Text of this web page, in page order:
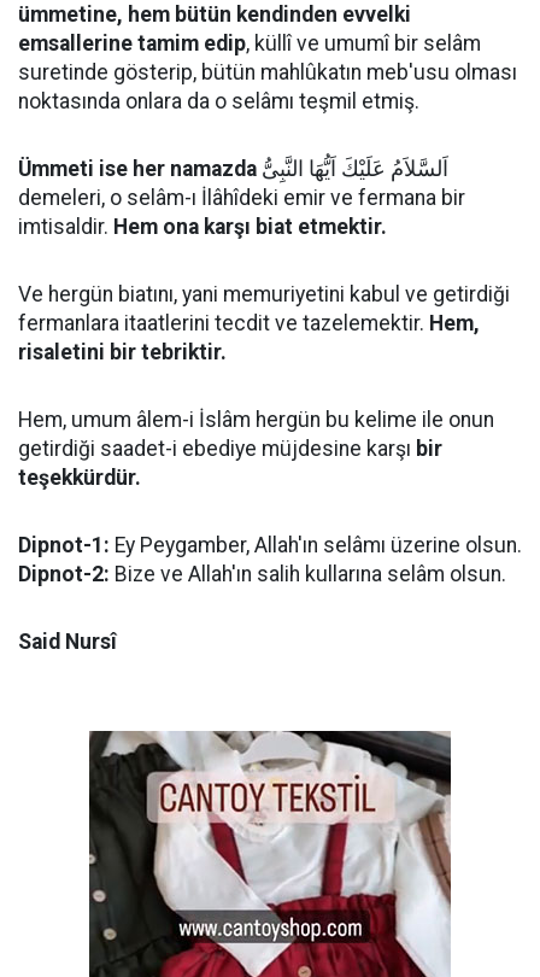
ümmetine, hem bütün kendinden evvelki
emsallerine tamim edip, küllî ve umumî bir selâm
suretinde gösterip, bütün mahlûkatın meb'usu olması
noktasında onlara da o selâmı teşmil etmiş.
Ümmeti ise her namazda
demeleri, o selâm-ı İlâhîdeki emir ve fermana bir
imtisaldir. Hem ona karşı biat etmektir.
Ve hergün biatını, yani memuriyetini kabul ve getirdiği
fermanlara itaatlerini tecdit ve tazelemektir. Hem,
risaletini bir tebriktir.
Hem, umum âlem-i İslâm hergün bu kelime ile onun
getirdiği saadet-i ebediye müjdesine karşı bir
teşekkürdür.
Dipnot-1: Ey Peygamber, Allah'ın selâmı üzerine olsun.
Dipnot-2: Bize ve Allah'ın salih kullarına selâm olsun.
Said Nursî